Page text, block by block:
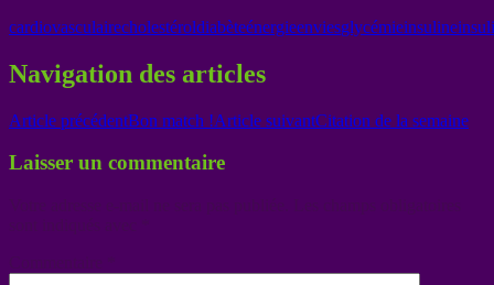
cardiovasculairecholestéroldiabèteénergieenviesglycémieinsuline
Navigation des articles
Article précédentBon match !Article suivantCitation de la semaine
Laisser un commentaire